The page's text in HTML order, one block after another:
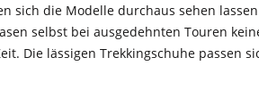
sich die Modelle durchaus sehen
selbst bei ausge­dehnten Touren
Die lässigen Trekkingschuhe